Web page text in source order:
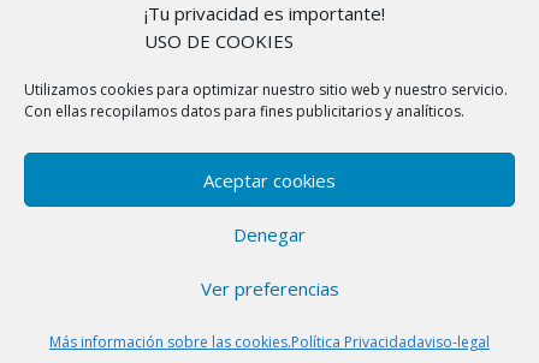
¡Tu privacidad es importante!
USO DE COOKIES
Utilizamos cookies para optimizar nuestro sitio web y nuestro servicio.
Con ellas recopilamos datos para fines publicitarios y analíticos.
Aceptar cookies
Denegar
Ver preferencias
Más información sobre las cookies.Política Privacidadaviso-legal
Copyright © 2026 |Aviso Legal|Política de
cookies|Política de Privacidad|Sobre nosotros
En ChollitosChollazos.com participamos en programas
de afiliación de AliExpress, Amazon y otras
plataformas. Esto significa que si haces clic en algunos
recibimos una pequeña comisión sin que a ti te cueste
para seguir encontrando los mejores chollos.